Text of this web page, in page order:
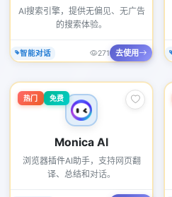
AI搜索引擎，提供无偏见、无广告
的搜索体验。
智能对话 271 去使用
热门 免费
Monica AI
浏览器插件AI助手，支持网页翻
译、总结和对话。